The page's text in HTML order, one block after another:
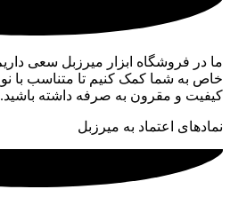
ما در فروشگاه ابزار میرزبل سعی
خاص به شما کمک کنیم تا متناسب با نوع
کیفیت و مقرون به صرفه داشته باشید.
نمادهای اعتماد به میرزبل